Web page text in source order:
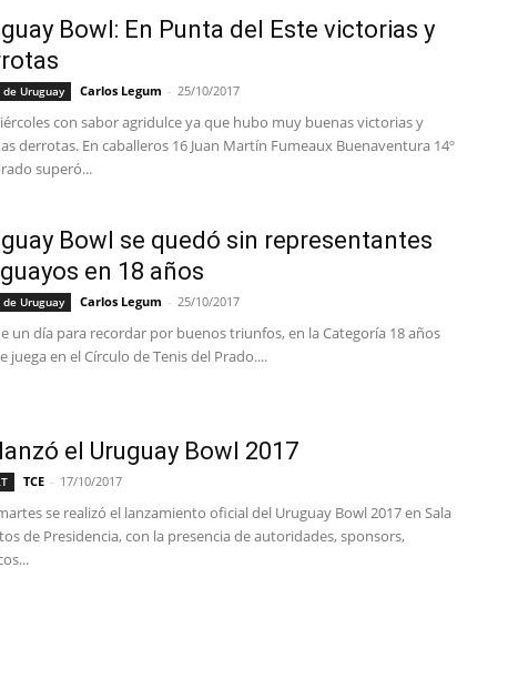
Bowl: En Punta del Este victorias y
de Uruguay Carlos Legum - 25/10/2017
con sabor agridulce ya que hubo muy buenas victorias y
derrotas. En caballeros 16 Juan Martín Fumeaux Buenaventura 14º
superó...
Bowl se quedó sin representantes
en 18 años
de Uruguay Carlos Legum - 25/10/2017
un día para recordar por buenos triunfos, en la Categoría 18 años
juega en el Círculo de Tenis del Prado....
el Uruguay Bowl 2017
TCE - 17/10/2017
se realizó el lanzamiento oficial del Uruguay Bowl 2017 en Sala
de Presidencia, con la presencia de autoridades, sponsors,